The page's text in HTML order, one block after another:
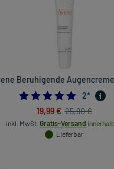
Beruhigende
5.0
2*
19,99 € 25,90 €
inkl. MwSt. Gratis-Versand
Lieferbar